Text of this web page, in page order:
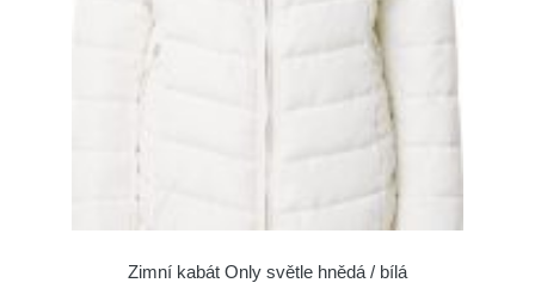
Zimní kabát Only světle hnědá / bílá